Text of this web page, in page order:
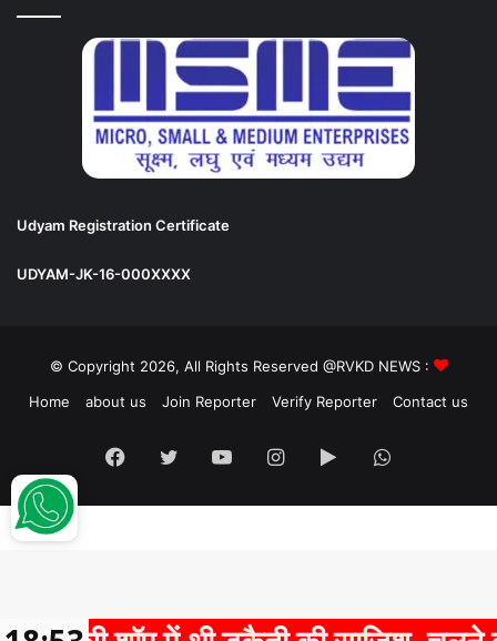
Udyam Registration Certificate
UDYAM-JK-16-000XXXX
© Copyright 2026, All Rights Reserved @RVKD NEWS :
Home
about us Join Reporter Verify Reporter Contact us
Facebook
TwitterYouTubeInstagram
Google
Play
WhatsApp